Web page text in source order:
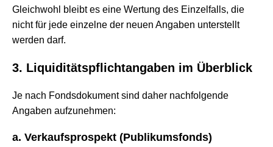
Gleichwohl bleibt es eine Wertung des Einzelfalls, die
nicht für jede einzelne der neuen Angaben unterstellt
werden darf.
3. Liquiditätspflichtangaben im Überblick
Je nach Fondsdokument sind daher nachfolgende
Angaben aufzunehmen:
a. Verkaufsprospekt (Publikumsfonds)